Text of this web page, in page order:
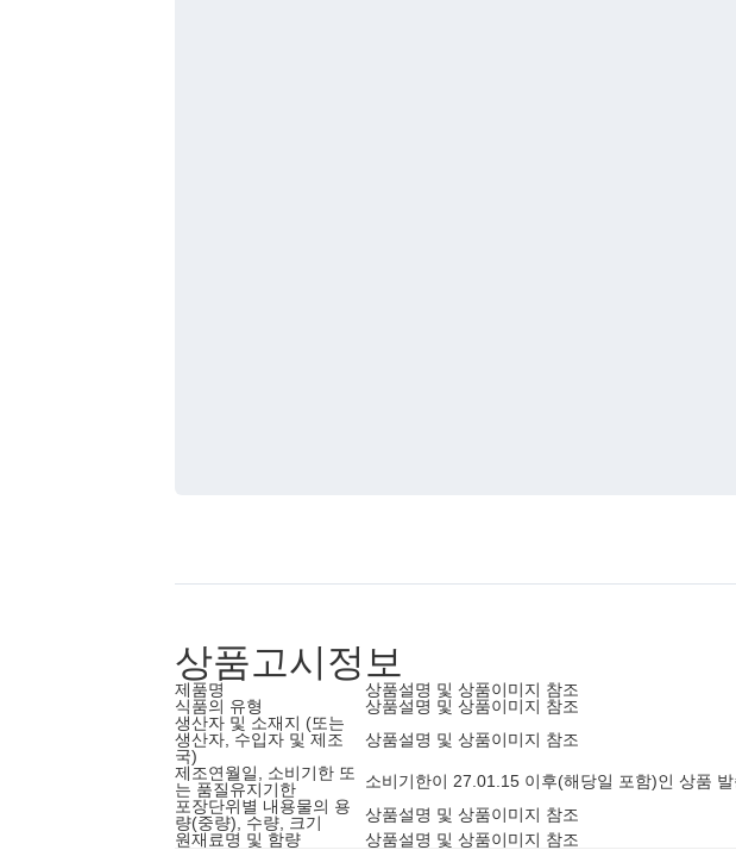
상품고시정보
제품명 상품설명 및 상품이미지 참조
식품의 유형
상품설명 및 상품이미지 참조
생산자 및 소재지 (또는
생산자, 수입자 및 제조
국)
상품설명 및 상품이미지 참조
제조연월일, 소비기한 또
는 품질유지기한
소비기한이 27.01.15 이후(해당일 포함)인 상품 발
포장단위별 내용물의 용
량(중량), 수량, 크기
상품설명 및 상품이미지 참조
원재료명 및 함량
상품설명 및 상품이미지 참조